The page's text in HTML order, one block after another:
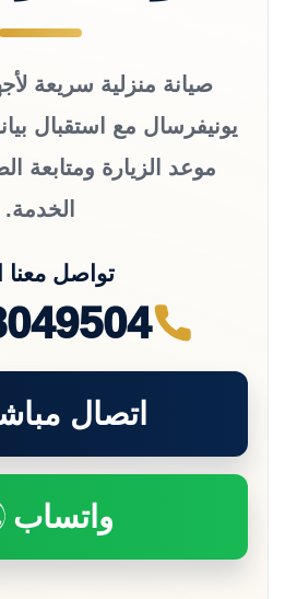
صيانة منزلية سريعة
يونيفرسال مع استقبال
موعد الزيارة ومتابعة
الخدمة.
تواصل معنا
اتصال
واتساب